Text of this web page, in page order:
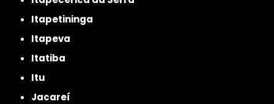
Itapetininga
Itapeva
Itatiba
Itu
Jacareí